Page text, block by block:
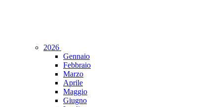
2026
Gennaio
Febbraio
Marzo
Aprile
Maggio
Giugno